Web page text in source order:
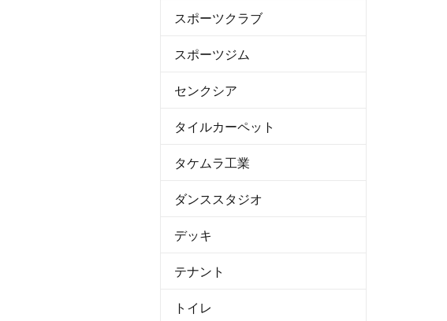
スポーツクラブ
スポーツジム
センクシア
タイルカーペット
タケムラ工業
ダンススタジオ
デッキ
テナント
トイレ